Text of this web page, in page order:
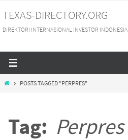
to
content
TEXAS-DIRECTORY.ORG
DIREKTORI INTERNASIONAL INVESTOR INDONESIA
HOMEPOSTS TAGGED "PERPRES"
Tag: Perpres